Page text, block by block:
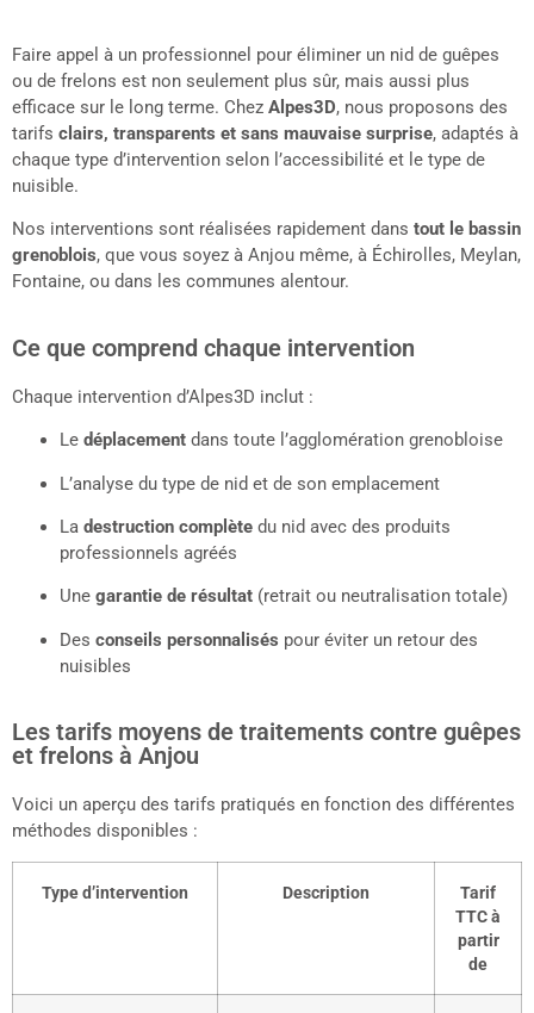
Faire appel à un professionnel pour éliminer un nid de guêpes
ou de frelons est non seulement plus sûr, mais aussi plus
efficace sur le long terme. Chez Alpes3D, nous proposons des
tarifs clairs, transparents et sans mauvaise surprise, adaptés à
chaque type d’intervention selon l’accessibilité et le type de
nuisible.
Nos interventions sont réalisées rapidement dans tout le bassin
grenoblois, que vous soyez à Anjou même, à Échirolles, Meylan,
Fontaine, ou dans les communes alentour.
Ce que comprend chaque intervention
Chaque intervention d’Alpes3D inclut :
Le déplacement dans toute l’agglomération grenobloise
L’analyse du type de nid et de son emplacement
La destruction complète du nid avec des produits
professionnels agréés
Une garantie de résultat (retrait ou neutralisation totale)
Des conseils personnalisés pour éviter un retour des
nuisibles
Les tarifs moyens de traitements contre guêpes
et frelons à Anjou
Voici un aperçu des tarifs pratiqués en fonction des différentes
méthodes disponibles :
Type d’intervention Description
Tarif
TTC à
partir
de